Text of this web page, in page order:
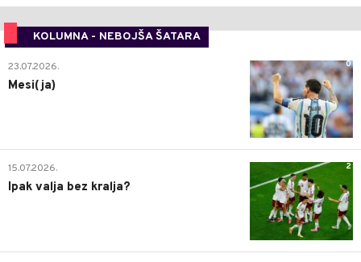
KOLUMNA - NEBOJŠA ŠATARA
0
23.07.2026.
Mesi(ja)
2
15.07.2026.
Ipak valja bez kralja?